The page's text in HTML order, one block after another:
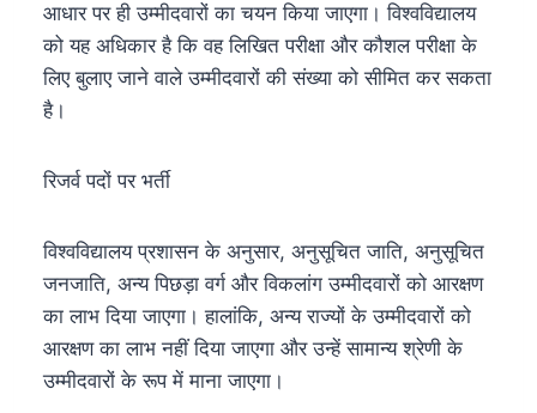
आधार पर ही उम्मीदवारों का चयन किया जाएगा। विश्वविद्यालय
को यह अधिकार है कि वह लिखित परीक्षा और कौशल परीक्षा के
लिए बुलाए जाने वाले उम्मीदवारों की संख्या को सीमित कर सकता
है।
रिजर्व पदों पर भर्ती
विश्वविद्यालय प्रशासन के अनुसार, अनुसूचित जाति, अनुसूचित
जनजाति, अन्य पिछड़ा वर्ग और विकलांग उम्मीदवारों को आरक्षण
का लाभ दिया जाएगा। हालांकि, अन्य राज्यों के उम्मीदवारों को
आरक्षण का लाभ नहीं दिया जाएगा और उन्हें सामान्य श्रेणी के
उम्मीदवारों के रूप में माना जाएगा।